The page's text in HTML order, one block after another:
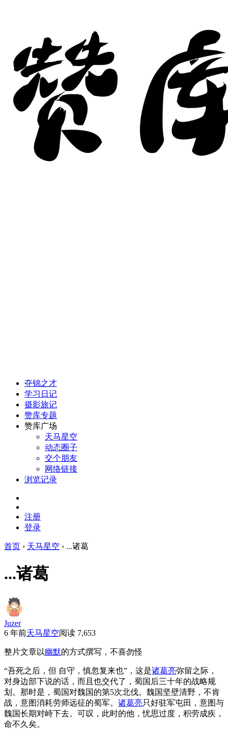
夺锦之才
学习日记
摄影旅记
赞库专题
赞库广场
天马星空
动态圈子
交个朋友
网络链接
浏览记录
注册
登录
首页 › 天马星空 › ...诸葛
...诸葛
Juzer
6 年前天马星空阅读 7,653
整片文章以幽默的方式撰写，不喜勿怪
“吾死之后，但 自守，慎忽复来也”，这是诸葛亮弥留之际，
对身边部下说的话，而且也交代了，蜀国后三十年的战略规
划。那时是，蜀国对魏国的第5次北伐。魏国坚壁清野，不肯
战，意图消耗劳师远征的蜀军。 诸葛亮只好驻军屯田，意图与
魏国长期对峙下去。可叹，此时的他，忧思过度，积劳成疾，
命不久矣。